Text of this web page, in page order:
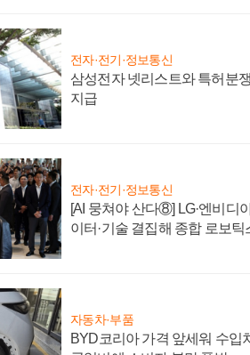
전자·전기·정보통신
삼성전자 넷리스트와 특허분
지급
전자·전기·정보통신
[AI 뭉쳐야 산다⑧] LG·엔비디
이터·기술 결집해 종합 로보틱
자동차·부품
BYD코리아 가격 앞세워 수입